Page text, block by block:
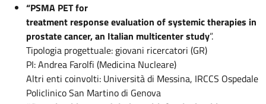
“PSMA PET for
treatment response evaluation of systemic therapies in
prostate cancer, an Italian multicenter study”.
Tipologia progettuale: giovani ricercatori (GR)
PI: Andrea Farolfi (Medicina Nucleare)
Altri enti coinvolti: Università di Messina, IRCCS Ospedale
Policlinico San Martino di Genova